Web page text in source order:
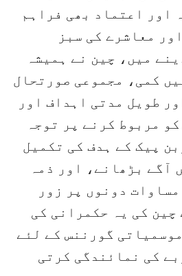
اور اعتماد بھی فراہم
معاشرے کی سبز
میں، چین نے ہمیشہ
کمی، مجموعی صورتحال
طویل مدتی اہداف اور
مربوط کرنے پر توجہ
پیک کے ہدف کی تکمیل
آگے بڑھانے، اور ذمہ
مساوات دونوں پر زور
چین کی یہ حکمرانی کی
گورننس کے لئے
کی نمائندگی کرتی